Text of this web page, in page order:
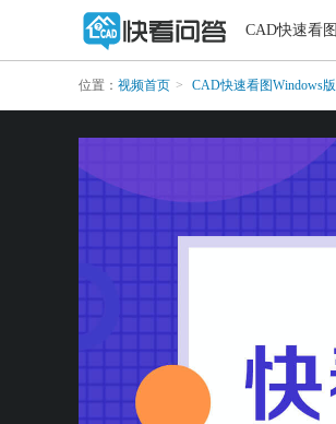
CAD快速看图
位置： 视频首页 CAD快速看图Windows版